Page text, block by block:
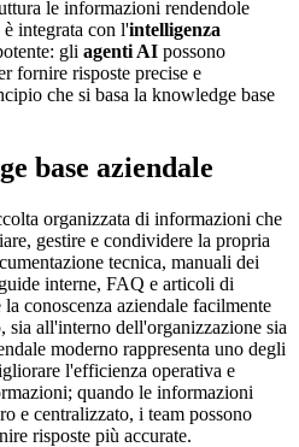
le informazioni rendendole
integrata con l'intelligenza
gli agenti AI possono
fornire risposte precise e
che si basa la knowledge base
base aziendale
organizzata di informazioni che
gestire e condividere la propria
tecnica, manuali dei
interne, FAQ e articoli di
conoscenza aziendale facilmente
sia all'interno dell'organizzazione sia
moderno rappresenta uno degli
l'efficienza operativa e
quando le informazioni
e centralizzato, i team possono
risposte più accurate.